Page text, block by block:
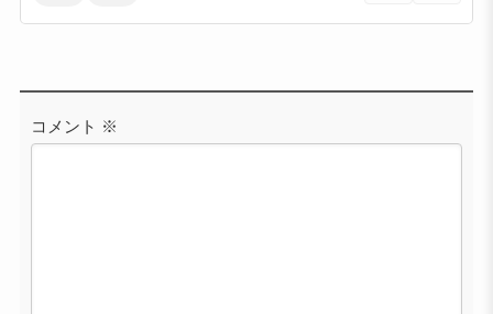
コメント ※